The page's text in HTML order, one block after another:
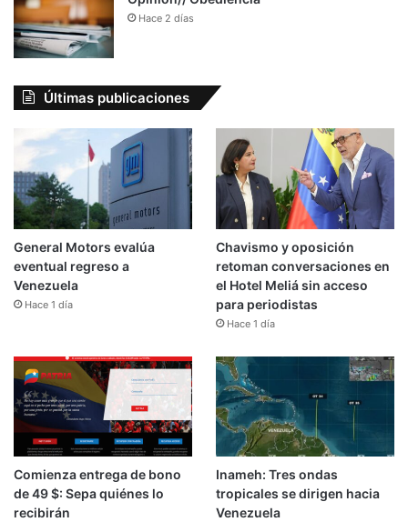
Hace 2 días
Últimas publicaciones
General Motors evalúa
eventual regreso a
Venezuela
Hace 1 día
Chavismo y oposición
retoman conversaciones en
el Hotel Meliá sin acceso
para periodistas
Hace 1 día
Comienza entrega de bono
de 49 $: Sepa quiénes lo
recibirán
Inameh: Tres ondas
tropicales se dirigen hacia
Venezuela